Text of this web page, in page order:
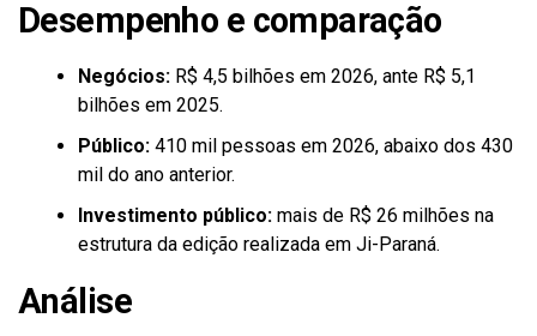
Desempenho e comparação
Negócios: R$ 4,5 bilhões em 2026, ante R$ 5,1
bilhões em 2025.
Público: 410 mil pessoas em 2026, abaixo dos 430
mil do ano anterior.
Investimento público: mais de R$ 26 milhões na
estrutura da edição realizada em Ji-Paraná.
Análise